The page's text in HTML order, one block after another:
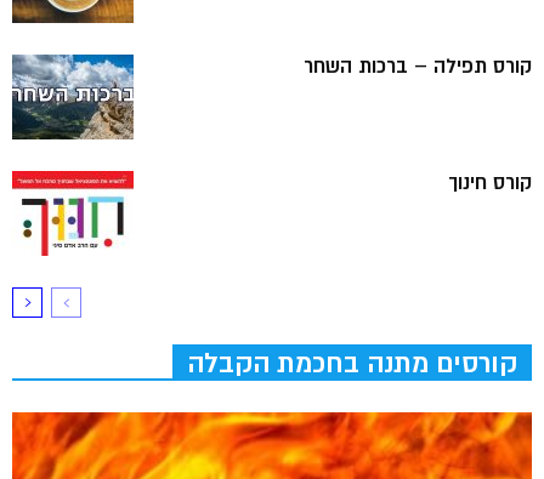
קורס תפילה – ברכות השחר
קורס חינוך
קורסים מתנה בחכמת הקבלה